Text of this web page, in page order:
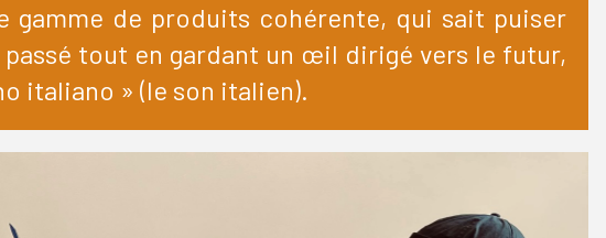
gamme de produits cohérente, qui sait puiser
tout en gardant un œil dirigé vers le futur,
italiano » (le son italien).